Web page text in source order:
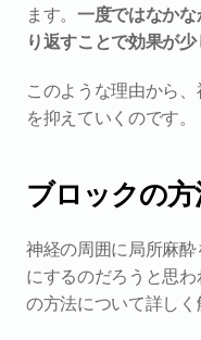
ます。一度ではなか
り返すことで効果が
このような理由から
を抑えていくのです。
ブロックの方
神経の周囲に局所麻
にするのだろうと思
の方法について詳しく